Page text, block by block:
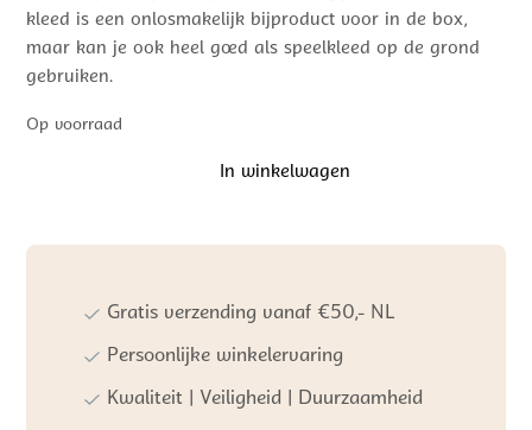
kleed is een onlosmakelijk bijproduct voor in de box,
maar kan je ook heel goed als speelkleed op de grond
gebruiken.
Op voorraad
White/Caffe
In winkelwagen
Gratis verzending vanaf €50,- NL
Persoonlijke winkelervaring
Kwaliteit | Veiligheid | Duurzaamheid